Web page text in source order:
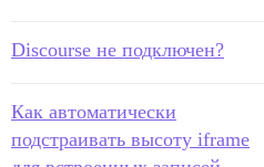
Discourse не подключен?
Как автоматически
подстраивать высоту iframe